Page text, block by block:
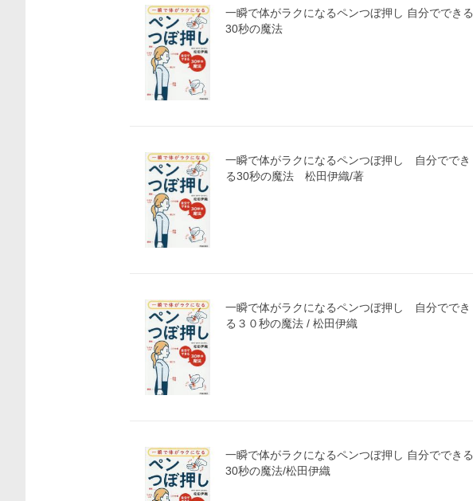
一瞬で体がラクになるペンつぼ押し 自分でできる
30秒の魔法
一瞬で体がラクになるペンつぼ押し 自分ででき
る30秒の魔法 松田伊織/著
一瞬で体がラクになるペンつぼ押し 自分ででき
る３０秒の魔法 / 松田伊織
一瞬で体がラクになるペンつぼ押し 自分でできる
30秒の魔法/松田伊織